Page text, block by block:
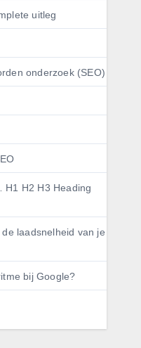
uitleg
onderzoek (SEO)
H2 H3 Heading
laadsnelheid van je
bij Google?